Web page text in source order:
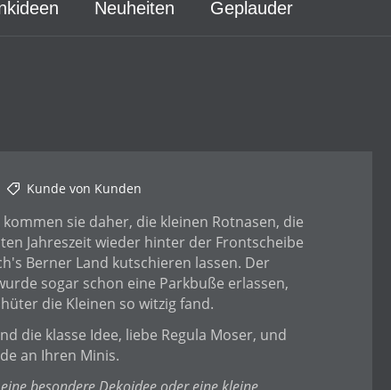
Neuheiten Geplauder
Kunde von Kunden
sie daher, die kleinen Rotnasen, die
Jahreszeit wieder hinter der Frontscheibe
Berner Land kutschieren lassen. Der
sogar schon eine Parkbuße erlassen,
die Kleinen so witzig fand.
die klasse Idee, liebe Regula Moser, und
an Ihren Minis.
besondere Dekoidee oder eine kleine